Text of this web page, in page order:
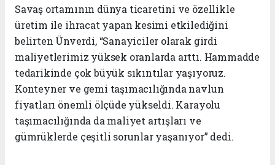
Savaş ortamının dünya ticaretini ve özellikle
üretim ile ihracat yapan kesimi etkilediğini
belirten Ünverdi, “Sanayiciler olarak girdi
maliyetlerimiz yüksek oranlarda arttı. Hammadde
tedarikinde çok büyük sıkıntılar yaşıyoruz.
Konteyner ve gemi taşımacılığında navlun
fiyatları önemli ölçüde yükseldi. Karayolu
taşımacılığında da maliyet artışları ve
gümrüklerde çeşitli sorunlar yaşanıyor” dedi.